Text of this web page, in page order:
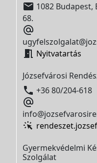
 1082 Budapest,
68.

 Nyitvatartás
Józsefvárosi
 +36 80/204-618

Gyermekvédelmi
Szolgálat